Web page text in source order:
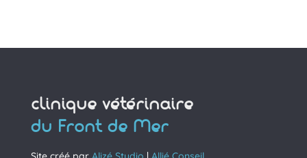
clinique vétérinaire
du Front de Mer